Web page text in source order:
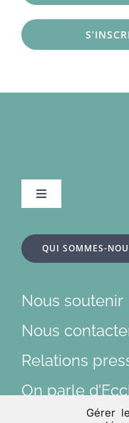
Gérer
Navigation
À la une
Articles
QUI SOMMES-
Nous soutenir
Nous
Relations
On parle